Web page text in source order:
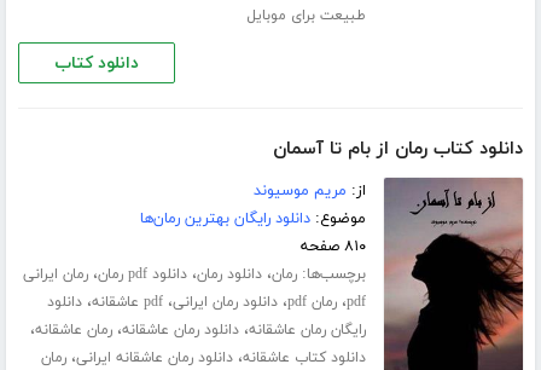
طبیعت برای موبایل
دانلود کتاب
دانلود کتاب رمان از بام تا آسمان
از: مریم موسیوند
موضوع:دانلود رایگان بهترین رمان‌ها
۸۱۰ صفحه
برچسب‌ها:رمان،دانلود رمان،دانلود pdf رمان ،رمان ایرانی
pdf،رمان pdf ،دانلود رمان ایرانی،pdf عاشقانه ،دانلود
رایگان رمان عاشقانه،دانلود رمان عاشقانه،رمان عاشقانه،
دانلود کتاب عاشقانه،دانلود رمان عاشقانه ایرانی،رمان